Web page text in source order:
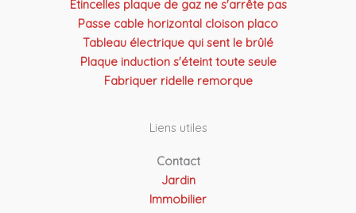
Étincelles plaque de gaz ne s'arrête pas
Passe cable horizontal cloison placo
Tableau électrique qui sent le brûlé
Plaque induction s'éteint toute seule
Fabriquer ridelle remorque
Liens utiles
Contact
Jardin
Immobilier